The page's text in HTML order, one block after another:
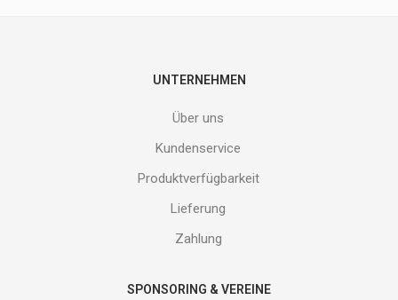
UNTERNEHMEN
Über uns
Kundenservice
Produktverfügbarkeit
Lieferung
Zahlung
SPONSORING & VEREINE